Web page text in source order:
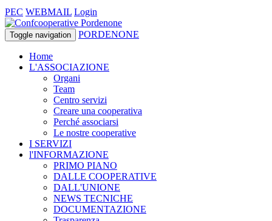
PEC WEBMAIL Login
Toggle navigation PORDENONE
Home
L'ASSOCIAZIONE
Organi
Team
Centro servizi
Creare una cooperativa
Perché associarsi
Le nostre cooperative
I SERVIZI
l'INFORMAZIONE
PRIMO PIANO
DALLE COOPERATIVE
DALL'UNIONE
NEWS TECNICHE
DOCUMENTAZIONE